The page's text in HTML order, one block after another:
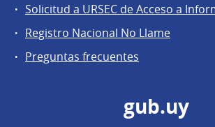
Solicitud a URSEC de Acceso a
Registro Nacional No Llame
Preguntas frecuentes
gub.uy